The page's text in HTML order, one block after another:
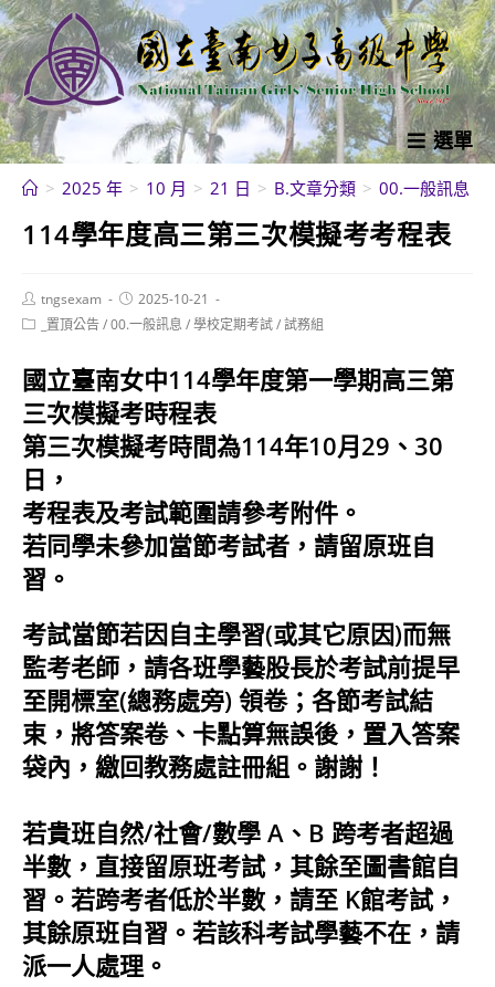
跳
轉
至
主
要
內
選單
> 2025 年 > 10 月 > 21 日 > B.文章分類 > 00.一般訊息
114學年度高三第三次模擬考考程表
Post
author:
tngsexam
Post
published:
2025-10-21
Post _置頂公告/00.一般訊息 /學校定期考試/試務組
國立臺南女中114學年度第一學期高三第
三次模擬考時程表
第三次模擬考時間為114年10月29、30
日，
考程表及考試範圍請參考附件。
若同學未參加當節考試者，請留原班自
習。
考試當節若因自主學習(或其它原因)而無
監考老師，請各班學藝股長於考試前提早
至開標室(總務處旁) 領卷；各節考試結
束，將答案卷、卡點算無誤後，置入答案
袋內，繳回教務處註冊組。謝謝！
若貴班自然/社會/數學 A、B 跨考者超過
半數，直接留原班考試，其餘至圖書館自
習。若跨考者低於半數，請至 K館考試，
其餘原班自習。若該科考試學藝不在，請
派一人處理。